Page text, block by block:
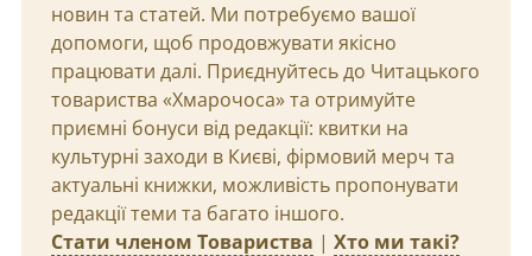
новин та статей. Ми потребуємо вашої
допомоги, щоб продовжувати якісно
працювати далі. Приєднуйтесь до Читацького
товариства «Хмарочоса» та отримуйте
приємні бонуси від редакції: квитки на
культурні заходи в Києві, фірмовий мерч та
актуальні книжки, можливість пропонувати
редакції теми та багато іншого.
Стати членом Товариства | Хто ми такі?